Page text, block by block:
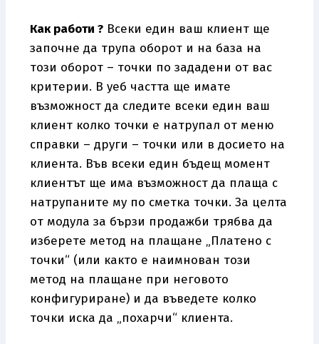
Как работи ? Всеки един ваш клиент ще
започне да трупа оборот и на база на
този оборот – точки по зададени от вас
критерии. В уеб частта ще имате
възможност да следите всеки един ваш
клиент колко точки е натрупал от меню
справки – други – точки или в досието на
клиента. Във всеки един бъдещ момент
клиентът ще има възможност да плаща с
натрупаните му по сметка точки. За целта
от модула за бързи продажби трябва да
изберете метод на плащане „Платено с
точки“ (или както е наимнован този
метод на плащане при неговото
конфигуриране) и да въведете колко
точки иска да „похарчи“ клиента.